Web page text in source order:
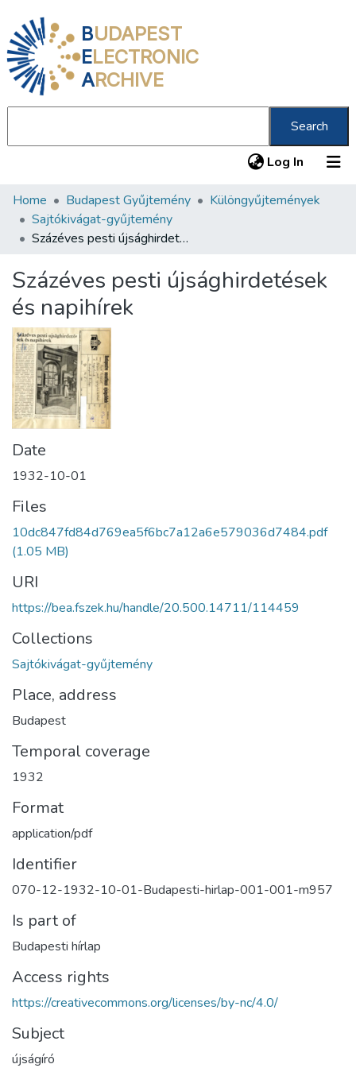
BUDAPEST
ELECTRONIC
ARCHIVE
Search
Log In (current)
Communities & Collections
All of DSpace
About us
Home Budapest Gyűjtemény
Különgyűjtemények
Sajtókivágat-gyűjtemény
Százéves pesti újsághirdetések és napihírek
Százéves pesti újsághirdetések
és napihírek
Date
1932-10-01
Files
10dc847fd84d769ea5f6bc7a12a6e579036d7484.pdf
(1.05 MB)
URI
https://bea.fszek.hu/handle/20.500.14711/114459
Collections
Sajtókivágat-gyűjtemény
Place, address
Budapest
Temporal coverage
1932
Format
application/pdf
Identifier
070-12-1932-10-01-Budapesti-hirlap-001-001-m957
Is part of
Budapesti hírlap
Access rights
https://creativecommons.org/licenses/by-nc/4.0/
Subject
újságíró